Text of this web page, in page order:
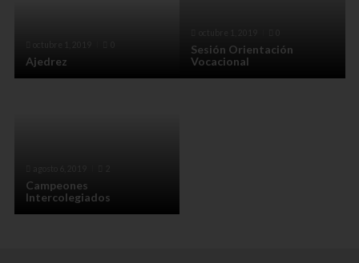
Ajedrez
Sesión Orientación
Vocacional
Campeones
Intercolegiados